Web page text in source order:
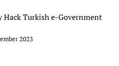
Hack Turkish e-Government
2023